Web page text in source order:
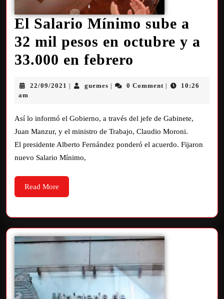
El Salario Mínimo sube a
32 mil pesos en octubre y a
33.000 en febrero
22/09/2021 guemes 0 Comment
10:26
am
Así lo informó el Gobierno, a través del jefe de Gabinete,
Juan Manzur, y el ministro de Trabajo, Claudio Moroni.
El presidente Alberto Fernández ponderó el acuerdo. Fijaron
nuevo Salario Mínimo,
Read More